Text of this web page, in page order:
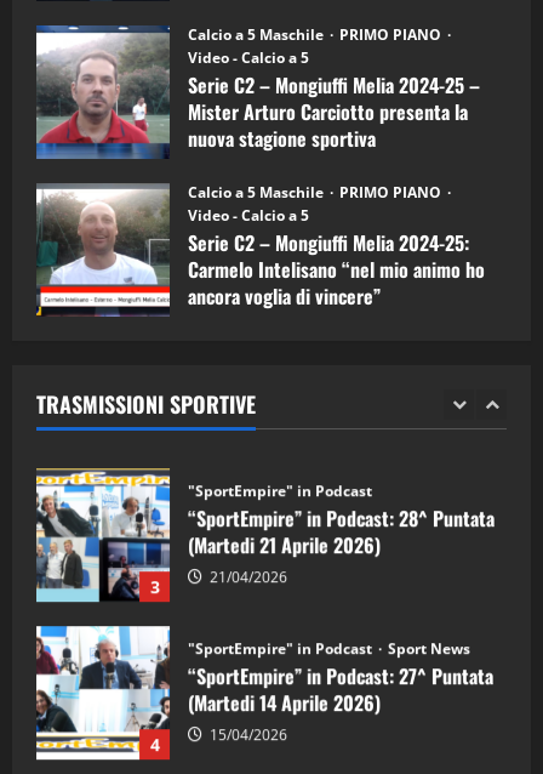
Calcio a 5 Maschile
PRIMO PIANO
Video - Calcio a 5
Serie C2 – Mongiuffi Melia 2024-25 –
Mister Arturo Carciotto presenta la
nuova stagione sportiva
Calcio a 5 Maschile
PRIMO PIANO
Video - Calcio a 5
Serie C2 – Mongiuffi Melia 2024-25:
Carmelo Intelisano “nel mio animo ho
ancora voglia di vincere”
TRASMISSIONI SPORTIVE
5
“SportEmpire” in Podcast: 26^ Puntata
(Martedi 07 Aprile 2026)
08/04/2026
1
“SportEmpire” in Podcast: 30^ Puntata
(Martedi 05 Maggio 2026)
08/05/2026
2 28/04/2026
3
“SportEmpire” in Podcast: 28^ Puntata
(Martedi 21 Aprile 2026)
4
“SportEmpire” in Podcast: 27^ Puntata
(Martedi 14 Aprile 2026)